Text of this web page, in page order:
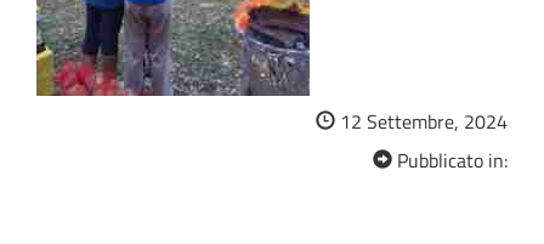
12 Settembre, 2024
Pubblicato in: